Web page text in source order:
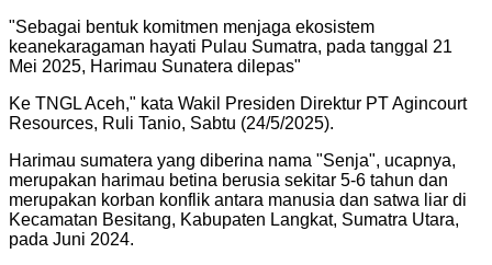
"Sebagai bentuk komitmen menjaga ekosistem
keanekaragaman hayati Pulau Sumatra, pada tanggal 21
Mei 2025, Harimau Sunatera dilepas"
Ke TNGL Aceh," kata Wakil Presiden Direktur PT Agincourt
Resources, Ruli Tanio, Sabtu (24/5/2025).
Harimau sumatera yang diberina nama "Senja", ucapnya,
merupakan harimau betina berusia sekitar 5-6 tahun dan
merupakan korban konflik antara manusia dan satwa liar di
Kecamatan Besitang, Kabupaten Langkat, Sumatra Utara,
pada Juni 2024.